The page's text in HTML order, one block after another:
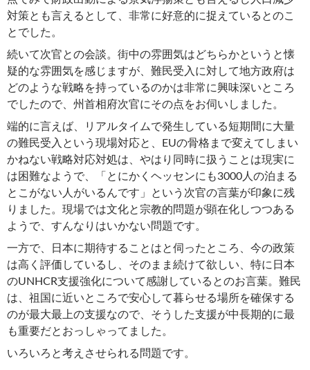
対策とも言えるとして、非常に好意的に捉えているとのこ
とでした。
続いて次官との会談。街中の雰囲気はどちらかというと懐
疑的な雰囲気を感じますが、難民受入に対して地方政府は
どのような戦略を持っているのかは非常に興味深いところ
でしたので、州首相府次官にその点をお伺いしました。
端的に言えば、リアルタイムで発生している短期間に大量
の難民受入という現場対応と、EUの骨格まで変えてしまい
かねない戦略対応対処は、やはり同時に扱うことは現実に
は困難なようで、「とにかくヘッセンにも3000人の泊まる
とこがない人がいるんです」という次官の言葉が印象に残
りました。現場では文化と宗教的問題が顕在化しつつある
ようで、すんなりはいかない問題です。
一方で、日本に期待することはと伺ったところ、今の政策
は高く評価しているし、そのまま続けて欲しい、特に日本
のUNHCR支援強化について感謝しているとのお言葉。難民
は、祖国に近いところで安心して暮らせる場所を確保する
のが最大最上の支援なので、そうした支援が中長期的に最
も重要だとおっしゃってました。
いろいろと考えさせられる問題です。